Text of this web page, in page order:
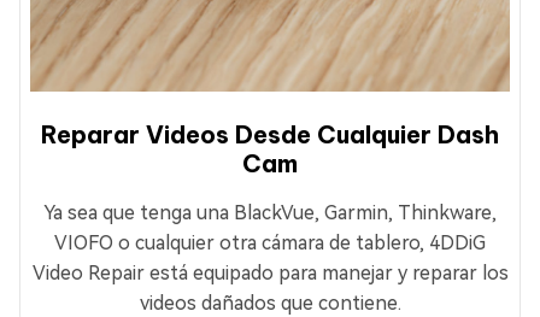
Reparar Videos Desde Cualquier Dash
Cam
Ya sea que tenga una BlackVue, Garmin, Thinkware,
VIOFO o cualquier otra cámara de tablero, 4DDiG
Video Repair está equipado para manejar y reparar los
videos dañados que contiene.